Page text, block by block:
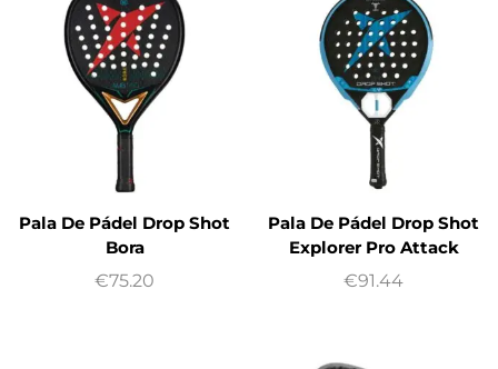
Pala De Pádel Drop Shot
Bora
€75.20
Pala De Pádel Drop Shot
Explorer Pro Attack
€91.44